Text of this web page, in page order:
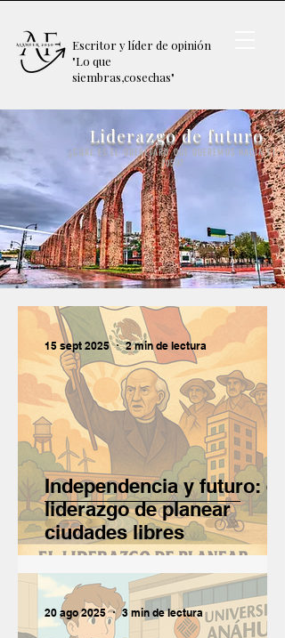
Escritor ylíder de opinión
"Lo que
siembras,cosechas"
Liderazgo de futuro
¿CUÁL ES EL QUERÉTARO QUE QUEREMOS HACIA EL
2050?
Independencia y futuro: el
liderazgo de planear
ciudades libres
15 sept 2025 2 min de lectura
20 ago 2025 3 min de lectura